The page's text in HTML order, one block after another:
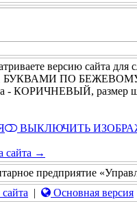
версию сайта для
БУКВАМИ ПО
- КОРИЧНЕВЫЙ, размер
ВЫКЛЮЧИТЬ
сайта →
предприятие
| Основная версия